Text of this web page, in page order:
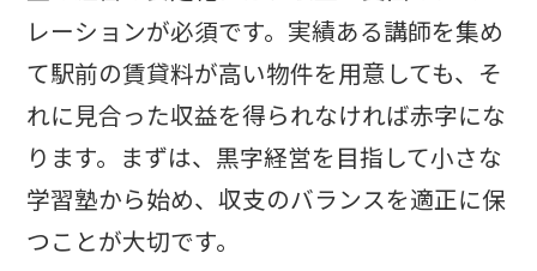
レーションが必須です。実績ある講師を集め
て駅前の賃貸料が高い物件を用意しても、そ
れに見合った収益を得られなければ赤字にな
ります。まずは、黒字経営を目指して小さな
学習塾から始め、収支のバランスを適正に保
つことが大切です。